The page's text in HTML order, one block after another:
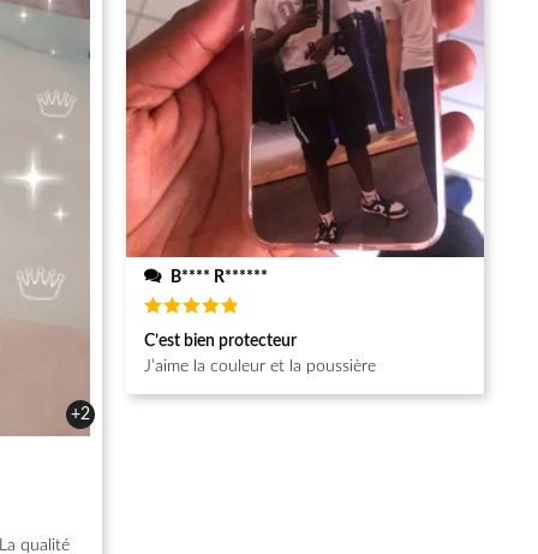
+2
qualité
B**** R******
Note5
sur 5
C’est bien protecteur
J’aime la couleur et la poussière